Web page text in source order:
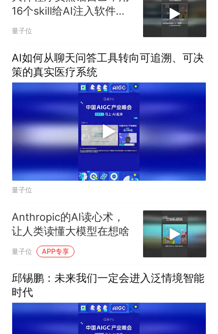
16个skill给AI注入软件工
程之魂
量子位
AI如何从聊天问答工具转向可追溯、可决
策的真实医疗系统
量子位
Anthropic的AI读心术，
让人类读懂大模型在想啥
量子位 APP专享
邱锡鹏：未来我们一定会进入泛情境智能
时代